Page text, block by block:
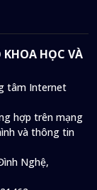
HỌC VÀ
tâm Internet
hợp trên mạng
và thông tin
Nghệ,